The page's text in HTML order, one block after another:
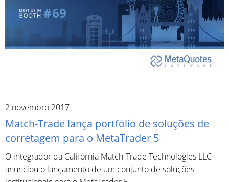
2 novembro 2017
Match-Trade lança portfólio de soluções de
corretagem para o MetaTrader 5
O integrador da Califórnia Match-Trade Technologies LLC
anunciou o lançamento de um conjunto de soluções